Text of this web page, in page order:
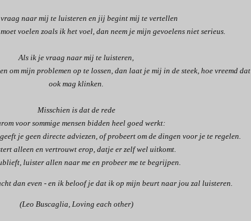
naar mij te luisteren en jij begint mij te vertellen
voelen zoals ik het voel, dan neem je mijn gevoelens niet serieus.
Als ik je vraag naar mij te luisteren,
om mijn problemen op te lossen, dan laat je mij in de steek, hoe vreemd dat
ook mag klinken.
Misschien is dat de rede
voor sommige mensen bidden heel goed werkt:
je geen directe adviezen, of probeert om de dingen voor je te regelen.
alleen en vertrouwt erop, datje er zelf wel uitkomt.
luister allen naar me en probeer me te begrijpen.
dan even - en ik beloof je dat ik op mijn beurt naar jou zal luisteren.
(Leo Buscaglia, Loving each other)